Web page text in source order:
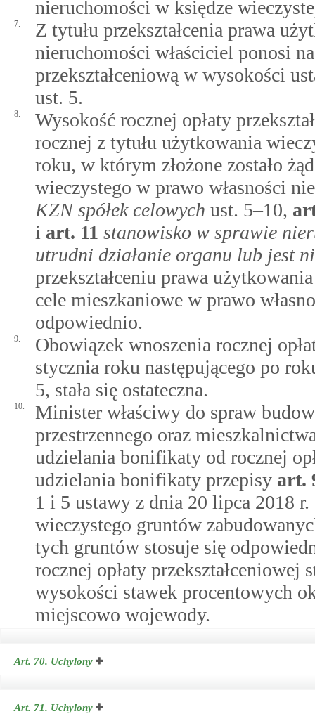
nieruchomości w księdze
7.
Z tytułu przekształcenia prawa
nieruchomości właściciel ponosi
przekształceniową w wysokości
ust. 5.
8.
Wysokość rocznej opłaty
rocznej z tytułu użytkowania
roku, w którym złożone zostało
wieczystego w prawo własności
KZN spółek celowych ust. 5–10,
i art. 11 stanowisko w sprawie
utrudni działanie organu lub jest
przekształceniu prawa
cele mieszkaniowe w prawo
odpowiednio.
9.
Obowiązek wnoszenia rocznej
stycznia roku następującego po
5, stała się ostateczna.
10.
Minister właściwy do spraw
przestrzennego oraz
udzielania bonifikaty od rocznej
udzielania bonifikaty przepisy art.
1 i 5 ustawy z dnia 20 lipca 2018
wieczystego gruntów
tych gruntów stosuje się
rocznej opłaty
wysokości stawek procentowych
miejscowo wojewody.
Art. 70. Uchylony
Art. 71. Uchylony